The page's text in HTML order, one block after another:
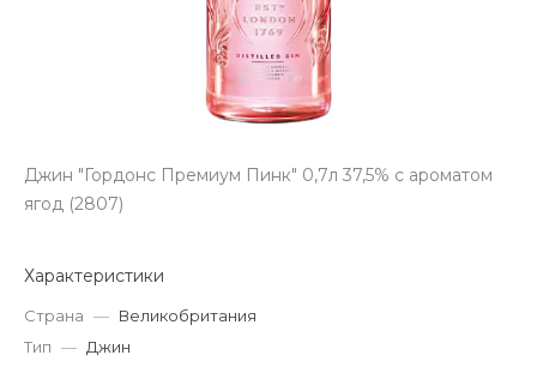
Джин "Гордонс Премиум Пинк" 0,7л 37,5% с ароматом
ягод (2807)
Характеристики
Страна — Великобритания
Тип — Джин